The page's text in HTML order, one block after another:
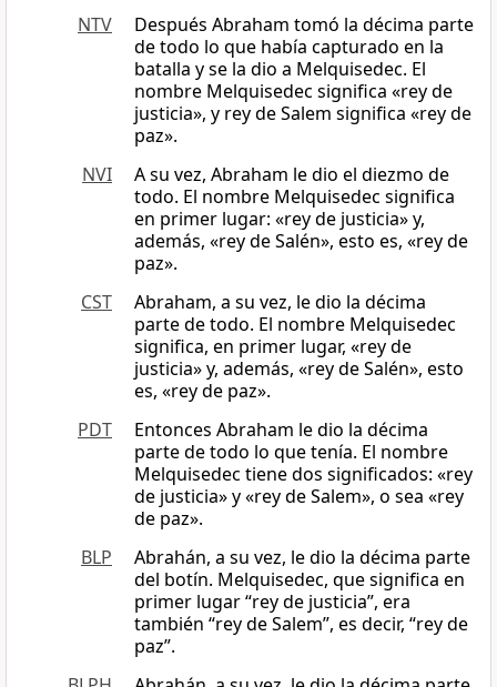
NTV
Después Abraham tomó la décima parte
de todo lo que había capturado en la
batalla y se la dio a Melquisedec. El
nombre Melquisedec significa «rey de
justicia», y rey de Salem significa «rey de
paz».
NVI
A su vez, Abraham le dio el diezmo de
todo. El nombre Melquisedec significa
en primer lugar: «rey de justicia» y,
además, «rey de Salén», esto es, «rey de
paz».
CST
Abraham, a su vez, le dio la décima
parte de todo. El nombre Melquisedec
significa, en primer lugar, «rey de
justicia» y, además, «rey de Salén», esto
es, «rey de paz».
PDT
Entonces Abraham le dio la décima
parte de todo lo que tenía. El nombre
Melquisedec tiene dos significados: «rey
de justicia» y «rey de Salem», o sea «rey
de paz».
BLP
Abrahán, a su vez, le dio la décima parte
del botín. Melquisedec, que significa en
primer lugar “rey de justicia”, era
también “rey de Salem”, es decir, “rey de
paz”.